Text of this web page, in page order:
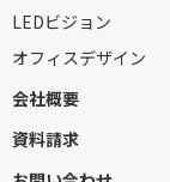
LEDビジョン
オフィスデザイン
会社概要
資料請求